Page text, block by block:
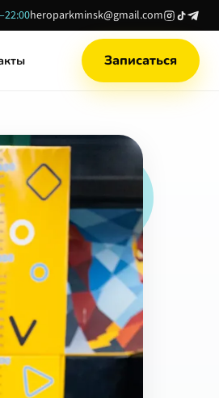
heroparkminsk@gmail.com
Записаться